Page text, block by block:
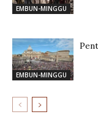
EMBUN-MINGGU
EMBUN-MINGGU